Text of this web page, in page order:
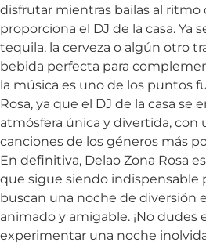
disfrutar mientras bailas al ritmo
proporciona el DJ de la casa. Ya
tequila, la cerveza o algún otro
bebida perfecta para
la música es uno de los puntos
Rosa, ya que el DJ de la casa se
atmósfera única y divertida, con
canciones de los géneros más
En definitiva, Delao Zona Rosa
que sigue siendo indispensable
buscan una noche de diversión
animado y amigable. ¡No dudes
experimentar una noche